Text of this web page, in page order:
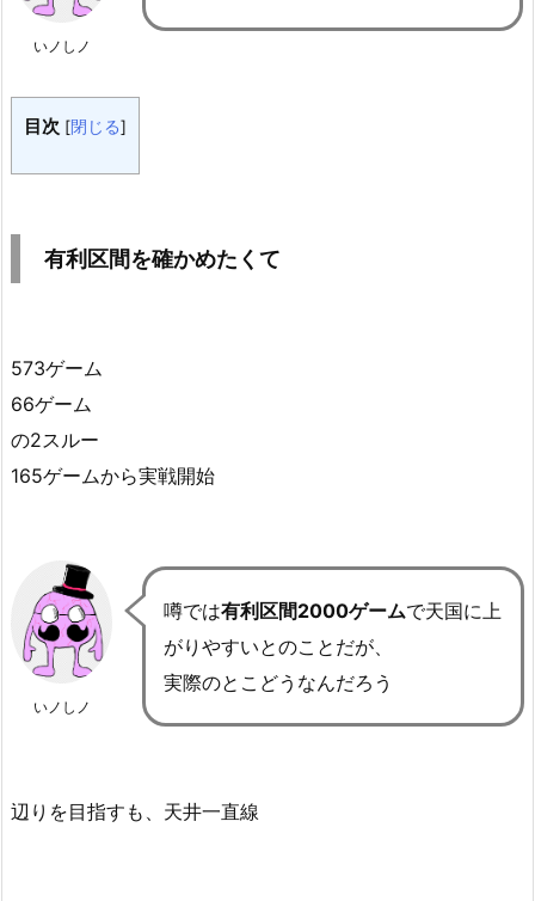
いノしノ
目次 [閉じる]
有利区間を確かめたくて
573ゲーム
66ゲーム
の2スルー
165ゲームから実戦開始
いノしノ
噂では有利区間2000ゲームで天国に上
がりやすいとのことだが、
実際のとこどうなんだろう
辺りを目指すも、天井一直線